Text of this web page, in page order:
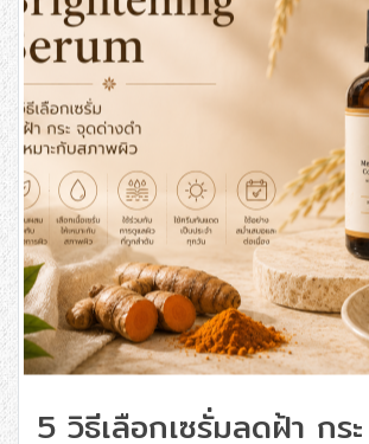
5 วิธีเลือกเซรั่มลดฝ้า กร